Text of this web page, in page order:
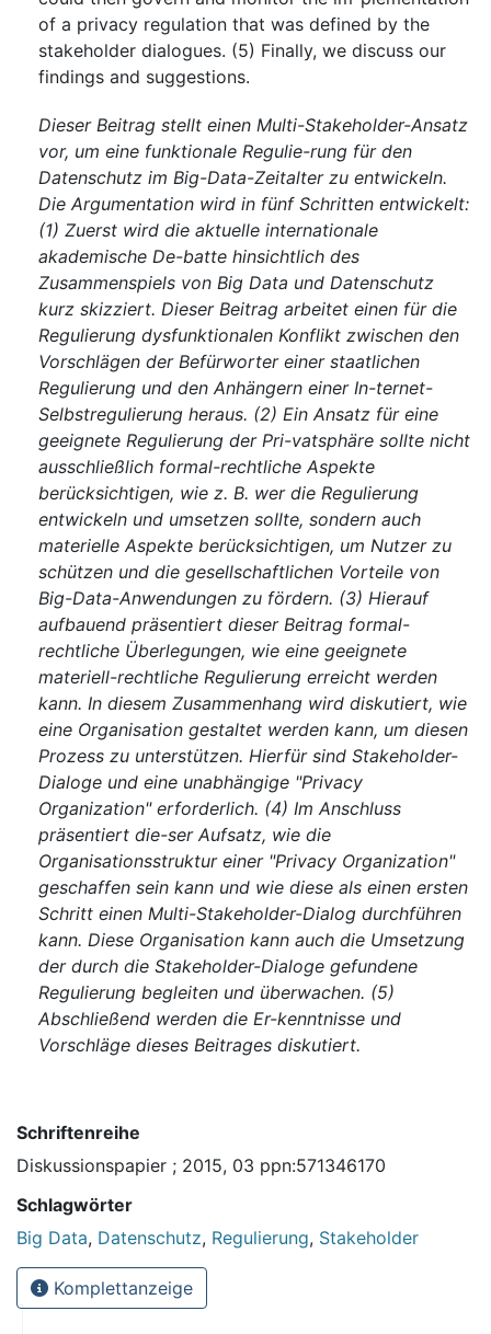
of a privacy regulation that was defined by the
stakeholder dialogues. (5) Finally, we discuss our
findings and suggestions.
Dieser Beitrag stellt einen Multi-Stakeholder-Ansatz
vor, um eine funktionale Regulie-rung für den
Datenschutz im Big-Data-Zeitalter zu entwickeln.
Die Argumentation wird in fünf Schritten entwickelt:
(1) Zuerst wird die aktuelle internationale
akademische De-batte hinsichtlich des
Zusammenspiels von Big Data und Datenschutz
kurz skizziert. Dieser Beitrag arbeitet einen für die
Regulierung dysfunktionalen Konflikt zwischen den
Vorschlägen der Befürworter einer staatlichen
Regulierung und den Anhängern einer In-ternet-
Selbstregulierung heraus. (2) Ein Ansatz für eine
geeignete Regulierung der Pri-vatsphäre sollte nicht
ausschließlich formal-rechtliche Aspekte
berücksichtigen, wie z. B. wer die Regulierung
entwickeln und umsetzen sollte, sondern auch
materielle Aspekte berücksichtigen, um Nutzer zu
schützen und die gesellschaftlichen Vorteile von
Big-Data-Anwendungen zu fördern. (3) Hierauf
aufbauend präsentiert dieser Beitrag formal-
rechtliche Überlegungen, wie eine geeignete
materiell-rechtliche Regulierung erreicht werden
kann. In diesem Zusammenhang wird diskutiert, wie
eine Organisation gestaltet werden kann, um diesen
Prozess zu unterstützen. Hierfür sind Stakeholder-
Dialoge und eine unabhängige "Privacy
Organization" erforderlich. (4) Im Anschluss
präsentiert die-ser Aufsatz, wie die
Organisationsstruktur einer "Privacy Organization"
geschaffen sein kann und wie diese als einen ersten
Schritt einen Multi-Stakeholder-Dialog durchführen
kann. Diese Organisation kann auch die Umsetzung
der durch die Stakeholder-Dialoge gefundene
Regulierung begleiten und überwachen. (5)
Abschließend werden die Er-kenntnisse und
Vorschläge dieses Beitrages diskutiert.
Schriftenreihe
Diskussionspapier ; 2015, 03 ppn:571346170
Schlagwörter
Big Data, Datenschutz, Regulierung, Stakeholder
Komplettanzeige